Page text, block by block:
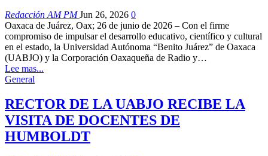
Redacción AM PMJun 26, 2026 0
Oaxaca de Juárez, Oax; 26 de junio de 2026 – Con el firme
compromiso de impulsar el desarrollo educativo, científico y cultural
en el estado, la Universidad Autónoma “Benito Juárez” de Oaxaca
(UABJO) y la Corporación Oaxaqueña de Radio y…
Lee mas...
General
RECTOR DE LA UABJO RECIBE LA
VISITA DE DOCENTES DE
HUMBOLDT